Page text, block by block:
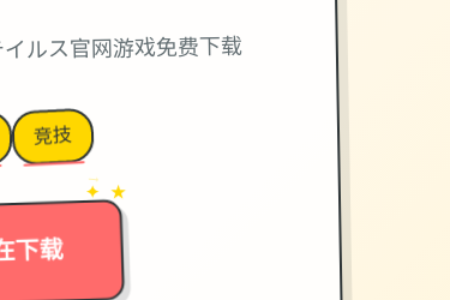
ルス官网游戏免费下载
竞技
下载
→
✦ ★